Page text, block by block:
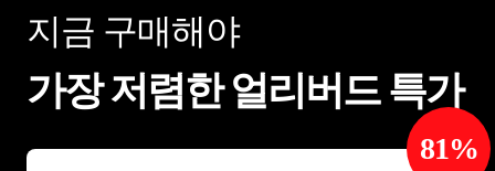
지금 구매해야
가장 저렴한 얼리버드 특가
81%